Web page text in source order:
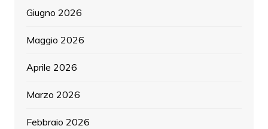
Giugno 2026
Maggio 2026
Aprile 2026
Marzo 2026
Febbraio 2026